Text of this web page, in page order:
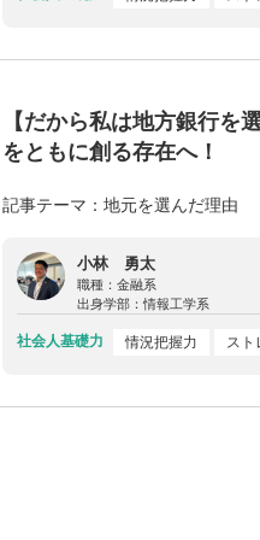
【だから私は地方銀行を
をともに創る存在へ！
記事テーマ：地元を選んだ理由
小林 勇太
職種： 金融系
出身学部：情報工学系
社会人基礎力 情況把握力 スト